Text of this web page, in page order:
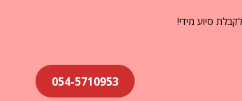
סיוע מידי!
054-5710953